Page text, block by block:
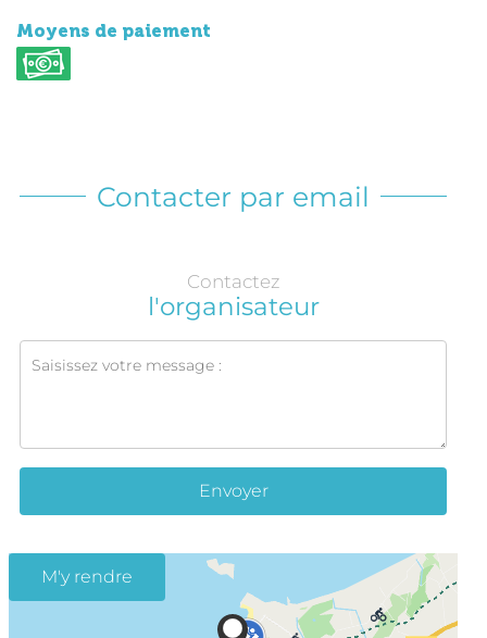
Moyens de paiement
Contacter par email
Contactez
l'organisateur
Envoyer
M'y rendre